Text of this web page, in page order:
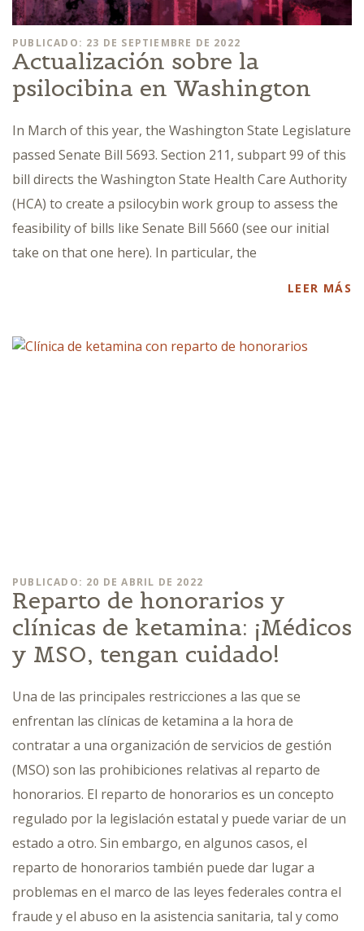
PUBLICADO: 23 DE SEPTIEMBRE DE 2022
Actualización sobre la
psilocibina en Washington
In March of this year, the Washington State Legislature
passed Senate Bill 5693. Section 211, subpart 99 of this
bill directs the Washington State Health Care Authority
(HCA) to create a psilocybin work group to assess the
feasibility of bills like Senate Bill 5660 (see our initial
take on that one here). In particular, the
LEER MÁS
PUBLICADO: 20 DE ABRIL DE 2022
Reparto de honorarios y
clínicas de ketamina: ¡Médicos
y MSO, tengan cuidado!
Una de las principales restricciones a las que se
enfrentan las clínicas de ketamina a la hora de
contratar a una organización de servicios de gestión
(MSO) son las prohibiciones relativas al reparto de
honorarios. El reparto de honorarios es un concepto
regulado por la legislación estatal y puede variar de un
estado a otro. Sin embargo, en algunos casos, el
reparto de honorarios también puede dar lugar a
problemas en el marco de las leyes federales contra el
fraude y el abuso en la asistencia sanitaria, tal y como